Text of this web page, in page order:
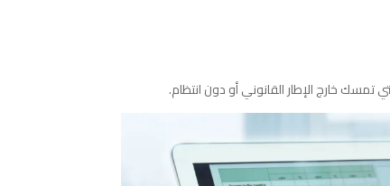
تمسك خارج الإطار القانوني أو دون انتظام.